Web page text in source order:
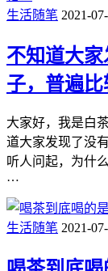
生活随笔 2021-
不知道大
子，普遍比
大家好，我是白
道大家发现了没
听人问起，为什
…
生活随笔 2021-